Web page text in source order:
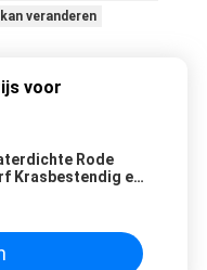
veranderen
voor
Rode
Krasbestendig en